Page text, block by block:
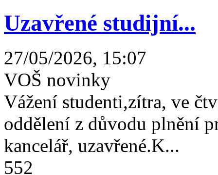
Uzavřené studijní...
27/05/2026, 15:07
VOŠ novinky
Vážení studenti,zítra, ve
oddělení z důvodu plnění
kancelář, uzavřené.K...
552